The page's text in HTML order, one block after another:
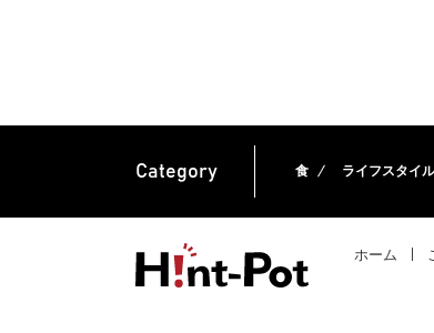
Category 食 ライフスタイ
ホーム